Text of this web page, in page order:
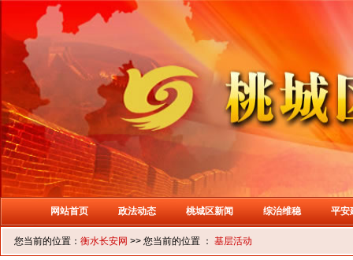
网站首页 政法动态 桃城区新闻 综治维稳 平安
您当前的位置： 衡水长安网 >> 您当前的位置 ： 基层活动